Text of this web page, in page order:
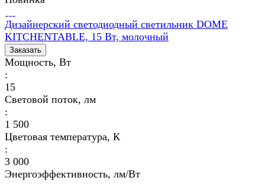
Дизайнерский светодиодный светильник DOME
KITCHENTABLE, 15 Вт, молочный
Заказать
Мощность, Вт
:
15
Световой поток, лм
:
1 500
Цветовая температура, К
:
3 000
Энергоэффективность, лм/Вт